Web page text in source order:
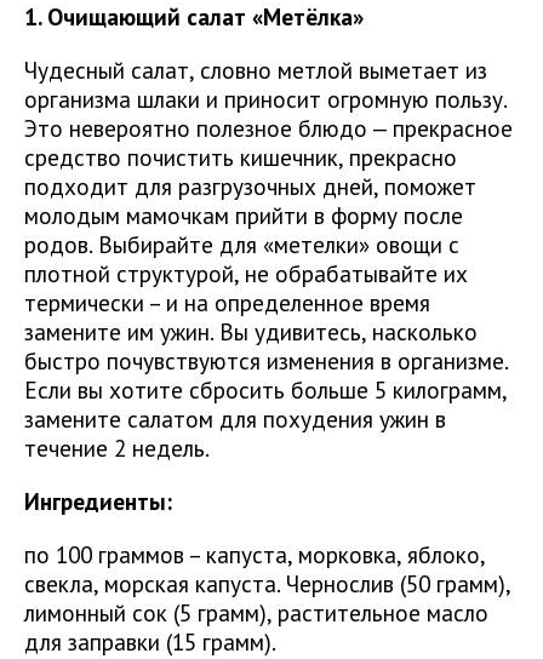
1. Очищающий салат «Метёлка»
Чудесный салат, словно метлой выметает из
организма шлаки и приносит огромную пользу.
Это невероятно полезное блюдо — прекрасное
средство почистить кишечник, прекрасно
подходит для разгрузочных дней, поможет
молодым мамочкам прийти в форму после
родов. Выбирайте для «метелки» овощи с
плотной структурой, не обрабатывайте их
термически – и на определенное время
замените им ужин. Вы удивитесь, насколько
быстро почувствуются изменения в организме.
Если вы хотите сбросить больше 5 килограмм,
замените салатом для похудения ужин в
течение 2 недель.
Ингредиенты:
по 100 граммов – капуста, морковка, яблоко,
свекла, морская капуста. Чернослив (50 грамм),
лимонный сок (5 грамм), растительное масло
для заправки (15 грамм).